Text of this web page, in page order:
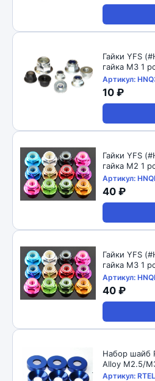
Гайки YFS
гайка M3 1
Артикул:
10 ₽
Гайки YFS
гайка M2 1
Артикул:
40 ₽
Гайки YFS
гайка M3 1
Артикул:
40 ₽
Набор шайб
Alloy M2.5/
Nut Box -
Артикул: